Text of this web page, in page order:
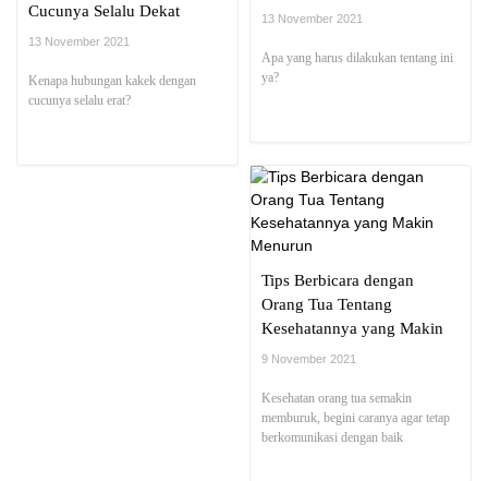
Cucunya Selalu Dekat
13 November 2021
Kenapa hubungan kakek dengan
cucunya selalu erat?
13 November 2021
Apa yang harus dilakukan tentang ini
ya?
Tips Berbicara dengan
Orang Tua Tentang
Kesehatannya yang Makin
Menurun
9 November 2021
Kesehatan orang tua semakin
memburuk, begini caranya agar tetap
berkomunikasi dengan baik